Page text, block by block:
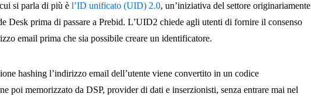
si parla di più èl’ID unificato (UID) 2.0, un’iniziativa del settore originariamente
Desk prima di passare a Prebid. L’UID2 chiede agli utenti di fornire il consenso
email prima che sia possibile creare un identificatore.
hashing l’indirizzo email dell’utente viene convertito in un codice
poi memorizzato da DSP, provider di dati e inserzionisti, senza entrare mai nel